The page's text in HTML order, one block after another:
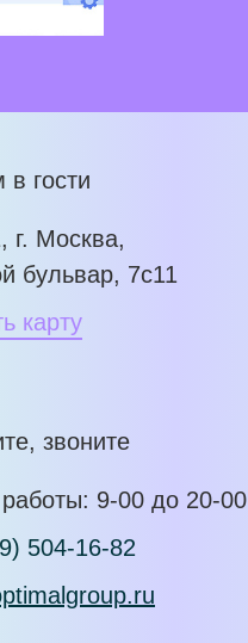
гости
г. Москва,
бульвар, 7с11
карту
звоните
9-00 до 20-00
504-16-82